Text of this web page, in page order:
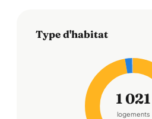
Type d'habitat
1 021
logements